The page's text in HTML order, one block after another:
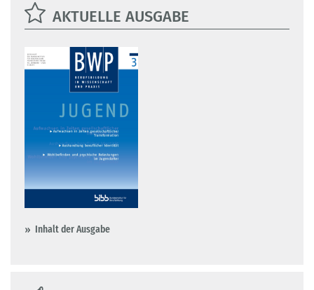
AKTUELLE AUSGABE
Inhalt der Ausgabe